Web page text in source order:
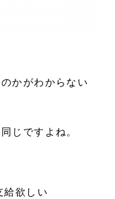
かがわからない
じですよね。
給欲しい